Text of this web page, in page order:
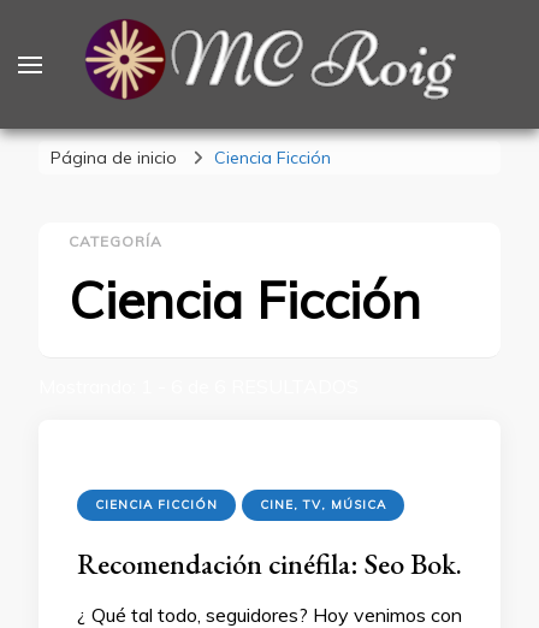
MCRoig
Blog escritora ciencia ficción fantasía terror
Página de inicio Ciencia Ficción
CATEGORÍA
Ciencia Ficción
CIENCIA FICCIÓN CINE, TV, MÚSICA
Recomendación cinéfila: Seo Bok.
¿ Qué tal todo, seguidores? Hoy venimos con